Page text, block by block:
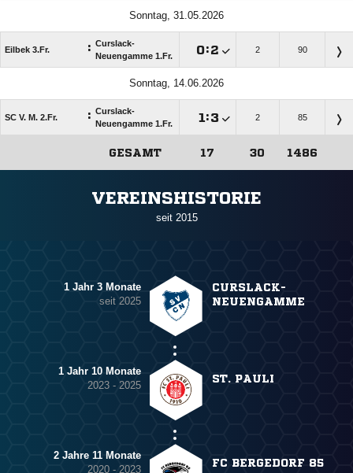
Sonntag, 31.05.2026
Eilbek 3.Fr. : Curslack-
Neuengamme 1.Fr.
: 2 90
Sonntag, 14.06.2026
SC V. M. 2.Fr. : Curslack-
Neuengamme 1.Fr.
 : 2 85
GESAMT 17 30 1486
VEREINSHISTORIE
seit 2015
1 Jahr 3 Monate
seit 2025
CURSLACK-
NEUENGAMME
1 Jahr 10 Monate
2023 - 2025
ST. PAULI
2 Jahre 11 Monate
2020 - 2023
FC BERGEDORF 85